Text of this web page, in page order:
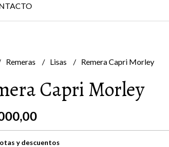
Remeras Lisas Remera Capri Morley
Capri Morley
y descuentos